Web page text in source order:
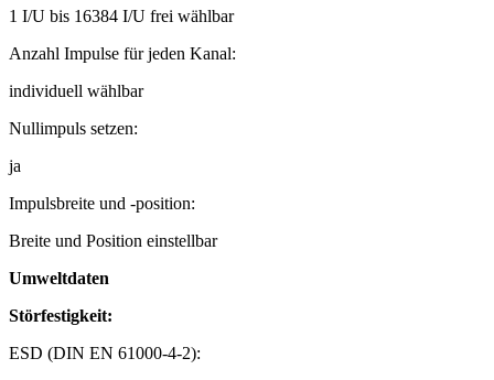
1 I/U bis 16384 I/U frei wählbar
Anzahl Impulse für jeden Kanal:
individuell wählbar
Nullimpuls setzen:
ja
Impulsbreite und -position:
Breite und Position einstellbar
Umweltdaten
Störfestigkeit:
ESD (DIN EN 61000-4-2):